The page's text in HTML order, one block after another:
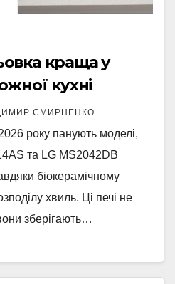
краща у
кухні
СМИРНЕНКО
року панують моделі,
та LG MS2042DB
біокерамічному
хвиль. Ці печі не
зберігають…